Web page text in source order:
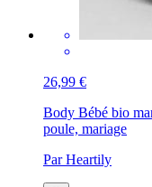
26,99 €
Body Bébé bio
poule, mariage
Par Heartily